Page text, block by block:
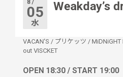
8 /
05
水
Weakday’s
VACAN'S / プリケッツ / MiDNiGHT
out VISCKET
OPEN 18:30 / START 19:00